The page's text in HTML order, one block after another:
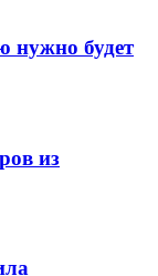
нужно будет
из